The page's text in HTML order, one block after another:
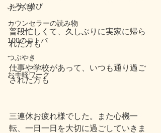
ぶろぐ遊び
カウンセラーの読み物
100のコトバ
つぶやき
お手軽ワーク
た方も
普段忙しくて、久しぶりに実家に帰ら
れた方も
仕事や学校があって、いつも通り過ご
された方も
三連休お疲れ様でした。また心機一
転、一日一日を大切に過ごしていきま